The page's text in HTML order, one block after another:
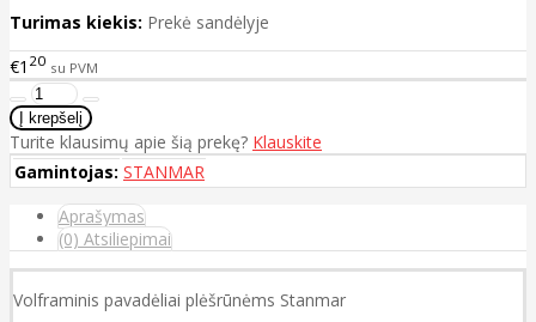
Turimas kiekis: Prekė sandėlyje
€1 20 su PVM
Turite klausimų apie šią prekę? Klauskite
Gamintojas: STANMAR
Aprašymas
(0) Atsiliepimai
Volframinis pavadėliai plėšrūnėms Stanmar